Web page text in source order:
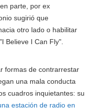
parte, por ex
sugirió que
otro lado o habilitar
Believe I Can Fly".
formas de contrarrestar
una mala conducta
cuadros inquietantes: su
estación de radio en